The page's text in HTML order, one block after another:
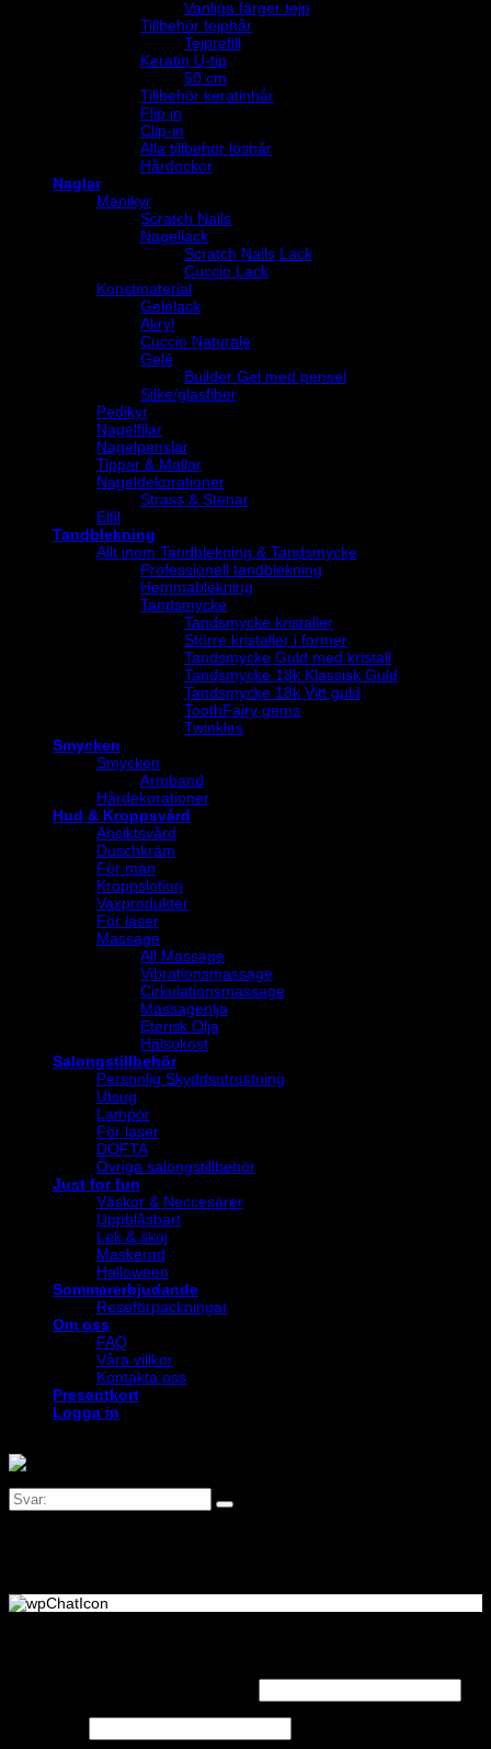
Vanliga färger tejp
Tillbehör tejphår
Tejprefill
Keratin U-tip
50 cm
Tillbehör keratinhår
Flip in
Clip-in
Alla tillbehör löshår
Hårdockor
Naglar
Manikyr
Scratch Nails
Nagellack
Scratch Nails Lack
Cuccio Lack
Konstmaterial
Gelélack
Akryl
Cuccio Naturale
Gelé
Builder Gel med pensel
Silke/glasfiber
Pedikyr
Nagelfilar
Nagelpenslar
Tippar & Mallar
Nageldekorationer
Strass & Stenar
Elfil
Tandblekning
Allt inom Tandblekning & Tandsmycke
Professionell tandblekning
Hemmablekning
Tandsmycke
Tandsmycke kristaller
Större kristaller i former
Tandsmycke Guld med kristall
Tandsmycke 18k Klassisk Guld
Tandsmycke 18k Vitt guld
ToothFairy gems
Twinkles
Smycken
Smycken
Armband
Hårdekorationer
Hud & Kroppsvård
Ansiktsvård
Duschkräm
För män
Kroppslotion
Vaxprodukter
För laser
Massage
All Massage
Vibrationsmassage
Cirkulationsmassage
Massageolja
Eterisk Olja
Hälsokost
Salongstillbehör
Personlig Skyddsutrustning
Utsug
Lampor
För laser
DOFTA
Övriga salongstillbehör
Just for fun
Väskor & Neccesärer
Uppblåsbart
Lek & skoj
Maskerad
Halloween
Sommarerbjudande
Reseförpackningar
Om oss
FAQ
Våra villkor
Kontakta oss
Presentkort
Logga in
Obligatoriskt